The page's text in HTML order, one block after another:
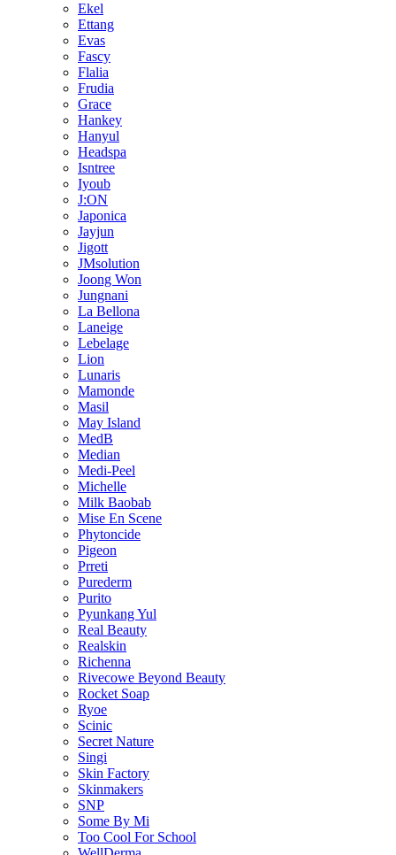
Ekel
Ettang
Evas
Fascy
Flalia
Frudia
Grace
Hankey
Hanyul
Headspa
Isntree
Iyoub
J:ON
Japonica
Jayjun
Jigott
JMsolution
Joong Won
Jungnani
La Bellona
Laneige
Lebelage
Lion
Lunaris
Mamonde
Masil
May Island
MedB
Median
Medi-Peel
Michelle
Milk Baobab
Mise En Scene
Phytoncide
Pigeon
Prreti
Purederm
Purito
Pyunkang Yul
Real Beauty
Realskin
Richenna
Rivecowe Beyond Beauty
Rocket Soap
Ryoe
Scinic
Secret Nature
Singi
Skin Factory
Skinmakers
SNP
Some By Mi
Too Cool For School